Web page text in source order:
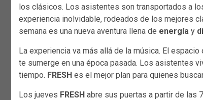
los clásicos. Los asistentes son transportados a
experiencia inolvidable, rodeados de los mejores
semana es una nueva aventura llena de energía y
La experiencia va más allá de la música. El espacio
te sumerge en una época pasada. Los asistentes
tiempo. FRESH es el mejor plan para quienes
Los jueves FRESH abre sus puertas a partir de las